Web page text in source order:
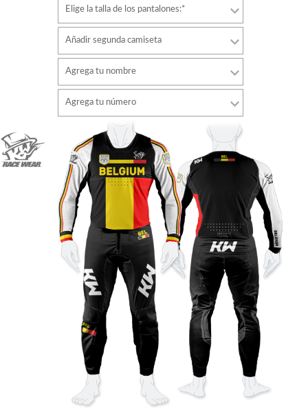
Elige la talla de los pantalones:*
Añadir segunda camiseta
Agrega tu nombre
Color de fuente
Color de contorno
Sin contorno
AÑADIR
Agrega tu número
estilo
Color de fuente
Color de contorno
Sin contorno
AÑADIR